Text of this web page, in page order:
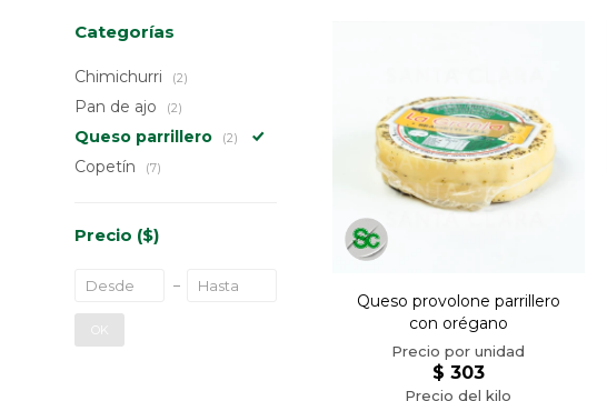
Queso provolone parrillero
con orégano
$ 303
Categorías
Chimichurri (2)
Pan de ajo (2)
Queso parrillero (2)
Copetín (7)
Precio ($)
OK